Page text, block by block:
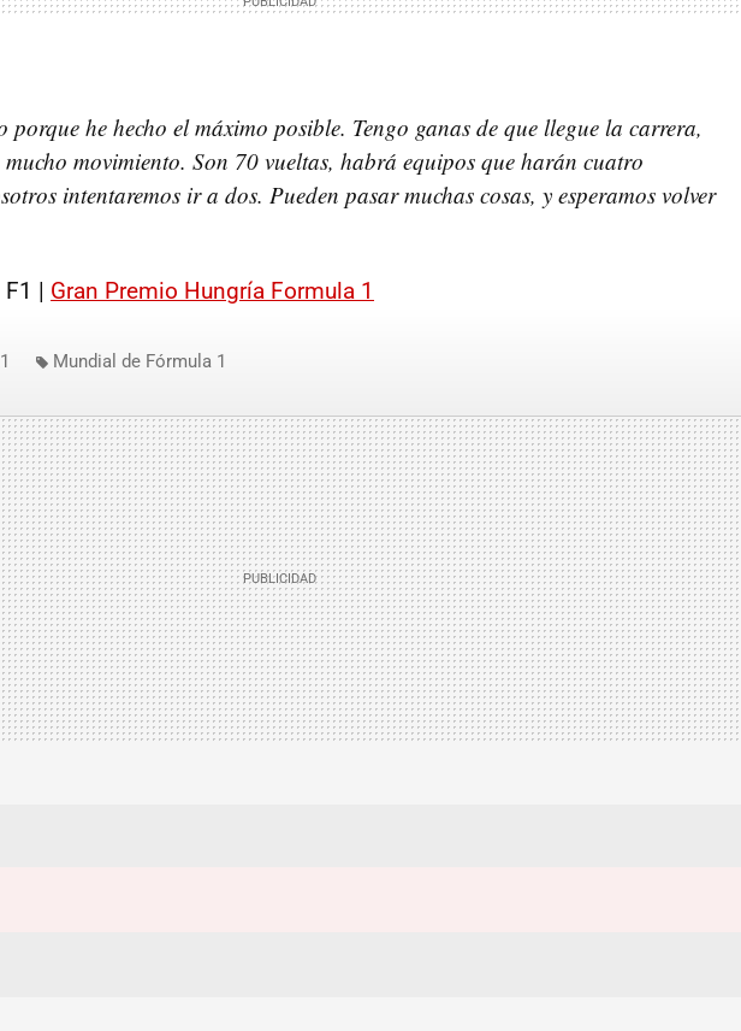
porque he hecho el máximo posible. Tengo ganas de que llegue la carrera,
movimiento. Son 70 vueltas, habrá equipos que harán cuatro
intentaremos ir a dos. Pueden pasar muchas cosas, y esperamos volver
| Gran Premio Hungría Formula 1
Mundial de Fórmula 1